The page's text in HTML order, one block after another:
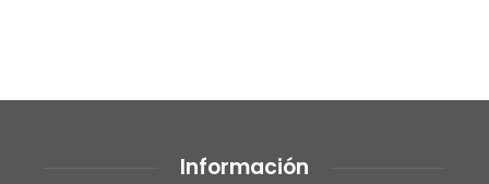
Información